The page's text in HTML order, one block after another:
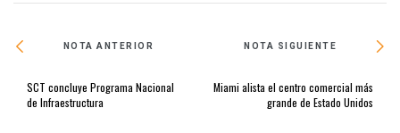
NOTA ANTERIOR
SCT concluye Programa Nacional
de Infraestructura
NOTA SIGUIENTE
Miami alista el centro comercial más
grande de Estado Unidos